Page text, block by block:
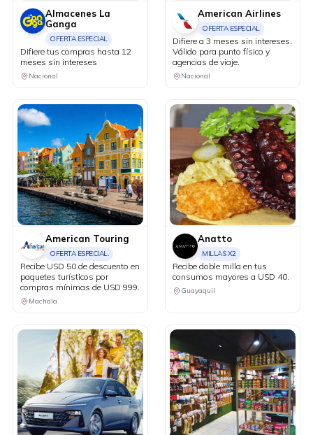
Almacenes La
Ganga
OFERTA ESPECIAL
Difiere tus compras hasta 12
meses sin intereses
Nacional
American Airlines
OFERTA ESPECIAL
Difiere a 3 meses sin intereses.
Válido para punto físico y
agencias de viaje.
Nacional
American Touring
OFERTA ESPECIAL.
Recibe USD 50 de descuento en
paquetes turísticos por
compras mínimas de USD 999.
Machala
Anatto
MILLAS X2
Recibe doble milla en tus
consumos mayores a USD 40.
Guayaquil